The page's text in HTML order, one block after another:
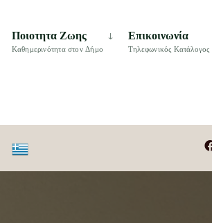
Ποιοτητα Ζωης
Καθημερινότητα στον Δήμο
Επικοινωνία
Τηλεφωνικός Κατάλογος